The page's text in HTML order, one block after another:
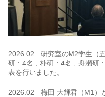
2026.02 研究室のM2学生（五
研：4名，朴研：4名，舟瀬研
表を行いました。
2026.02 梅田 大輝君（M1）